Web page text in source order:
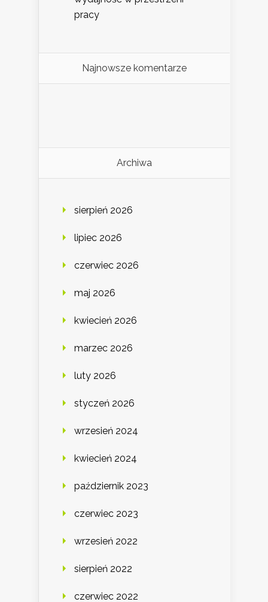
pracy
Najnowsze komentarze
Archiwa
sierpień 2026
lipiec 2026
czerwiec 2026
maj 2026
kwiecień 2026
marzec 2026
luty 2026
styczeń 2026
wrzesień 2024
kwiecień 2024
październik 2023
czerwiec 2023
wrzesień 2022
sierpień 2022
czerwiec 2022